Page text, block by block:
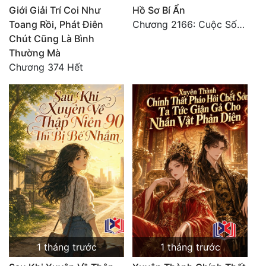
Giới Giải Trí Coi Như
Toang Rồi, Phát Điên
Chút Cũng Là Bình
Thường Mà
Chương 374 Hết
Hồ Sơ Bí Ẩn
Chương 2166: Cuộc Sống (Hoàn)
1 tháng trước
1 tháng trước